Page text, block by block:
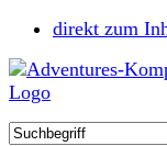
direkt zum